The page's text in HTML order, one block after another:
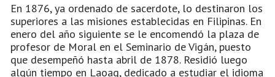
En 1876, ya ordenado de sacerdote, lo destinaron los
superiores a las misiones establecidas en Filipinas. En
enero del año siguiente se le encomendó la plaza de
profesor de Moral en el Seminario de Vigán, puesto
que desempeñó hasta abril de 1878. Residió luego
algún tiempo en Laoag, dedicado a estudiar el idioma